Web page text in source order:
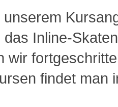
Inline-
wir
findet man